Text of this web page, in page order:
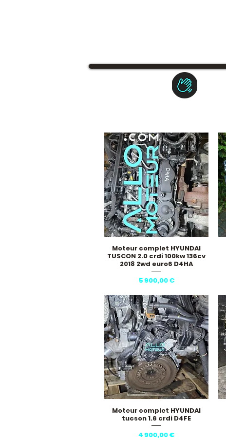
Aperçu rapide
Moteur complet HYUNDAI
TUSCON 2.0 crdi 100kw 136cv
2018 2wd euro6 D4HA
Prix
5 900,00 €
Aperçu rapide
Moteur complet HYUNDAI
tucson 1.6 crdi D4FE
Prix
4 900,00 €